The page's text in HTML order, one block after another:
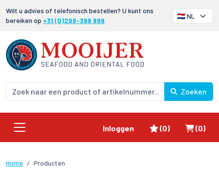
Wilt u advies of telefonisch bestellen? U kunt ons
bereiken op +31 (0)299-399 999
Zoeken
Inloggen Favorieten
(0) (0)
Home Producten